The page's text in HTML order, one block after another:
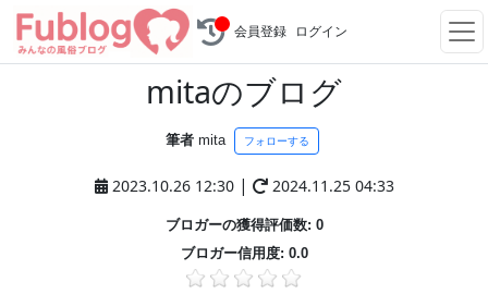
会員登録 ログイン
mitaのブログ
筆者mita フォローする
2023.10.26 12:30 | 2024.11.25 04:33
ブロガーの獲得評価数: 0
ブロガー信用度: 0.0